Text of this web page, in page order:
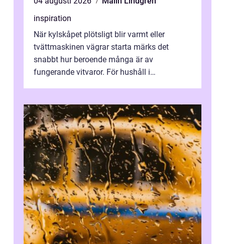
inspiration
När kylskåpet plötsligt blir varmt eller
tvättmaskinen vägrar starta märks det
snabbt hur beroende många är av
fungerande vitvaror. För hushåll i